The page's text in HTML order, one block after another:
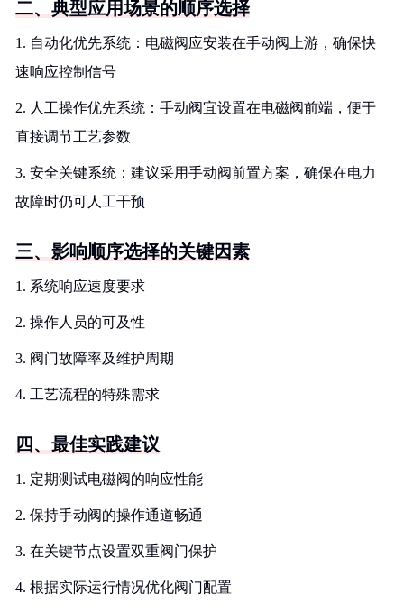
二、典型应用场景的顺序选择
1. 自动化优先系统：电磁阀应安装在手动阀上游，确保快
速响应控制信号
2. 人工操作优先系统：手动阀宜设置在电磁阀前端，便于
直接调节工艺参数
3. 安全关键系统：建议采用手动阀前置方案，确保在电力
故障时仍可人工干预
三、影响顺序选择的关键因素
1. 系统响应速度要求
2. 操作人员的可及性
3. 阀门故障率及维护周期
4. 工艺流程的特殊需求
四、最佳实践建议
1. 定期测试电磁阀的响应性能
2. 保持手动阀的操作通道畅通
3. 在关键节点设置双重阀门保护
4. 根据实际运行情况优化阀门配置